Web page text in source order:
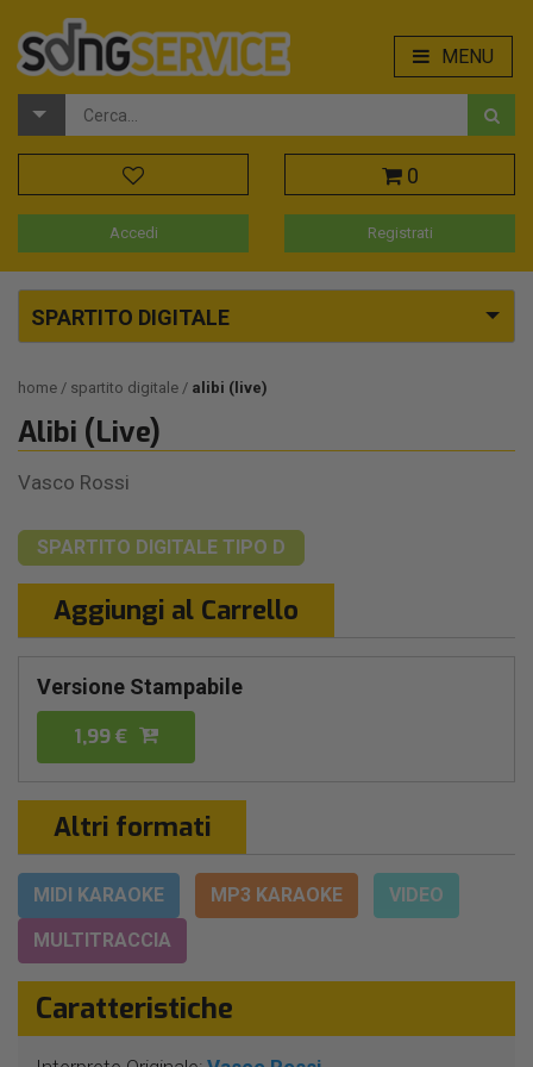
MENU
0
Accedi Registrati
SPARTITO DIGITALE
home spartito digitale alibi (live)
Alibi (Live)
Vasco Rossi
SPARTITO DIGITALE TIPO D
Aggiungi al Carrello
Versione Stampabile
1,99 €
Altri formati
MIDI KARAOKE MP3 KARAOKE
VIDEO
MULTITRACCIA
Caratteristiche